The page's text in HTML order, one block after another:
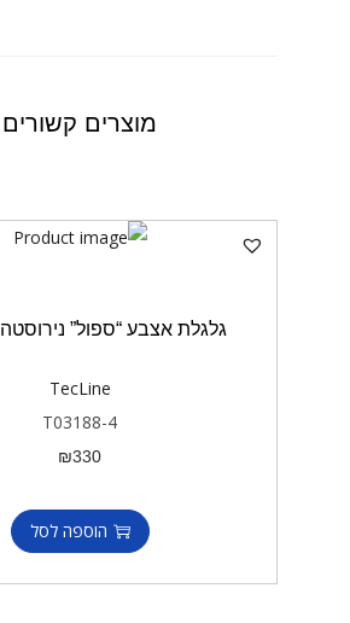
מוצרים קשורים
גלגלת אצבע “ספול” נירוסטה 45 מטר
TecLine
T03188-4
₪330
הוספה לסל